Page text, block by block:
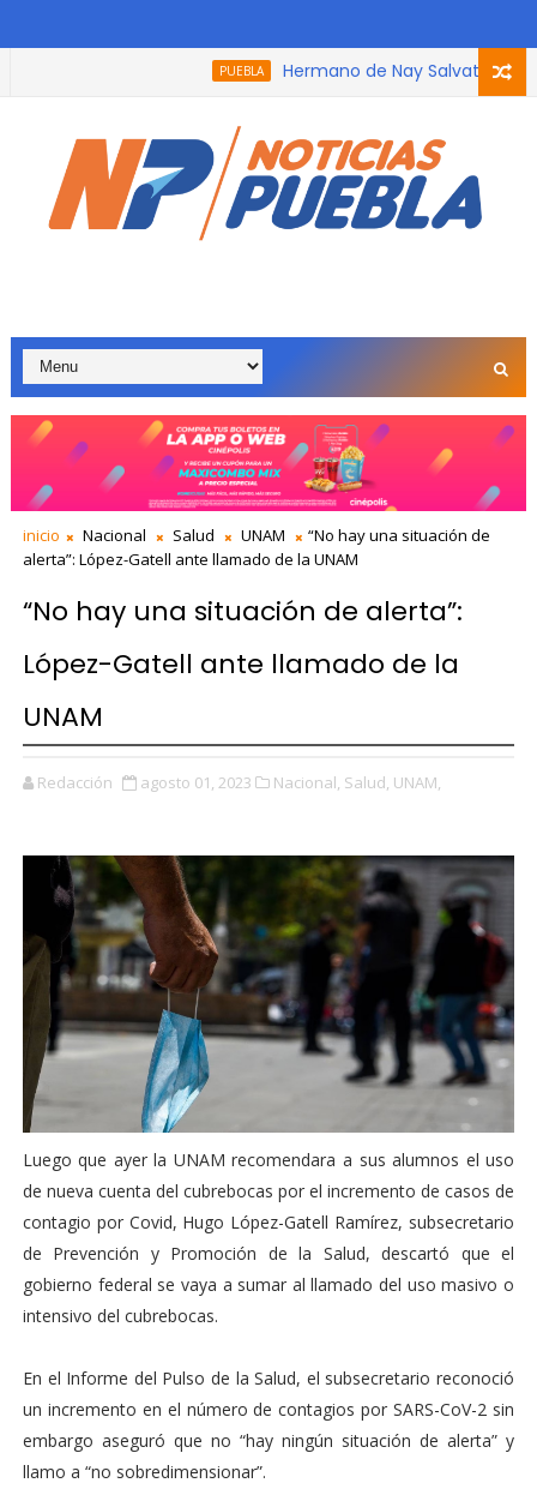
PUEBLA Hermano de Nay Salvatori recibe
inicio Nacional Salud UNAM
“No hay una situación de
alerta”: López-Gatell ante llamado de la UNAM
“No hay una situación de alerta”:
López-Gatell ante llamado de la
UNAM
Redacción agosto 01, 2023 Nacional, Salud, UNAM,
Luego que ayer la UNAM recomendara a sus alumnos el uso
de nueva cuenta del cubrebocas por el incremento de casos de
contagio por Covid, Hugo López-Gatell Ramírez, subsecretario
de Prevención y Promoción de la Salud, descartó que el
gobierno federal se vaya a sumar al llamado del uso masivo o
intensivo del cubrebocas.
En el Informe del Pulso de la Salud, el subsecretario reconoció
un incremento en el número de contagios por SARS-CoV-2 sin
embargo aseguró que no “hay ningún situación de alerta” y
llamo a “no sobredimensionar”.